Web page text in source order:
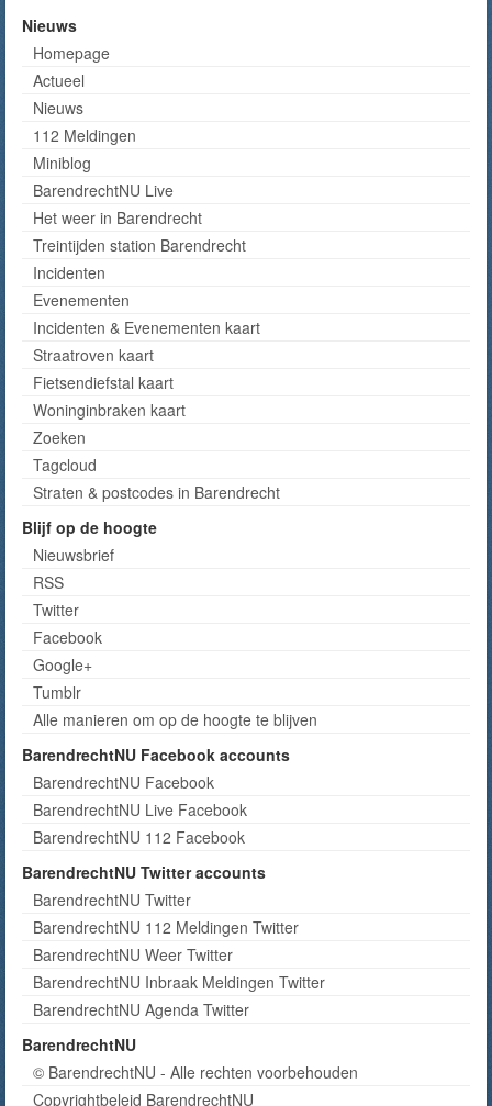
Nieuws
Homepage
Actueel
Nieuws
112 Meldingen
Miniblog
BarendrechtNU Live
Het weer in Barendrecht
Treintijden station Barendrecht
Incidenten
Evenementen
Incidenten & Evenementen kaart
Straatroven kaart
Fietsendiefstal kaart
Woninginbraken kaart
Zoeken
Tagcloud
Straten & postcodes in Barendrecht
Blijf op de hoogte
Nieuwsbrief
RSS
Twitter
Facebook
Google+
Tumblr
Alle manieren om op de hoogte te blijven
BarendrechtNU Facebook accounts
BarendrechtNU Facebook
BarendrechtNU Live Facebook
BarendrechtNU 112 Facebook
BarendrechtNU Twitter accounts
BarendrechtNU Twitter
BarendrechtNU 112 Meldingen Twitter
BarendrechtNU Weer Twitter
BarendrechtNU Inbraak Meldingen Twitter
BarendrechtNU Agenda Twitter
BarendrechtNU
© BarendrechtNU - Alle rechten voorbehouden
Copyrightbeleid BarendrechtNU